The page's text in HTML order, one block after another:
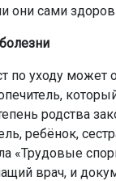
они сами
по уходу может
родства
ребёнок,
«Трудовые
врач, и